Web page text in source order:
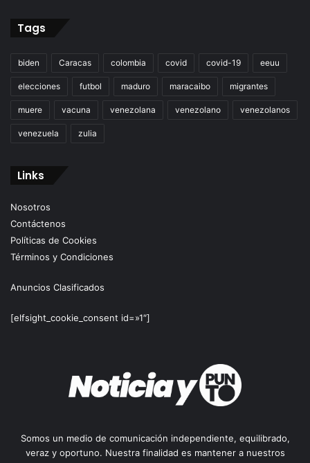
Tags
biden Caracas colombia covid covid-19 eeuu
elecciones futbol maduro maracaibo migrantes
muere vacuna venezolana venezolano venezolanos
venezuela zulia
Links
Nosotros
Contáctenos
Políticas de Cookies
Términos y Condiciones
Anuncios Clasificados
[elfsight_cookie_consent id=»1″]
Somos un medio de comunicación independiente, equilibrado,
veraz y oportuno. Nuestra finalidad es mantener a nuestros